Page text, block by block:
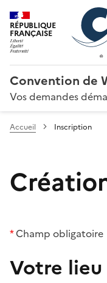
RÉPUBLIQUE
FRANÇAISE
Convention de
Vos demandes
Accueil Inscription
*Champ obligatoire
Votre lieu